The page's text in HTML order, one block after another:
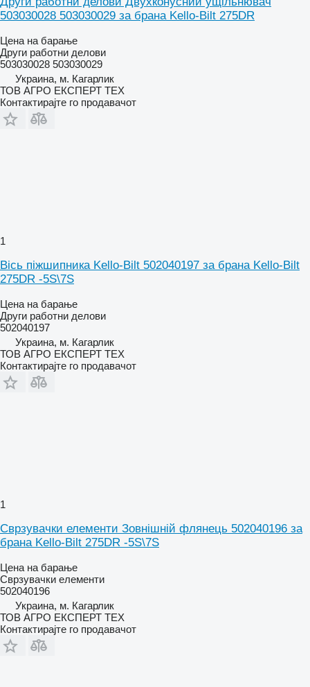
503030028 503030029 за брана Kello-Bilt 275DR
Цена на барање
Други работни делови
503030028 503030029
Украина, м. Кагарлик
ТОВ АГРО ЕКСПЕРТ ТЕХ
Контактирајте го продавачот
1
Вісь піжшипника Kello-Bilt 502040197 за брана Kello-Bilt
275DR -5S\7S
Цена на барање
Други работни делови
502040197
Украина, м. Кагарлик
ТОВ АГРО ЕКСПЕРТ ТЕХ
Контактирајте го продавачот
1
Сврзувачки елементи Зовнішній флянець 502040196 за
брана Kello-Bilt 275DR -5S\7S
Цена на барање
Сврзувачки елементи
502040196
Украина, м. Кагарлик
ТОВ АГРО ЕКСПЕРТ ТЕХ
Контактирајте го продавачот